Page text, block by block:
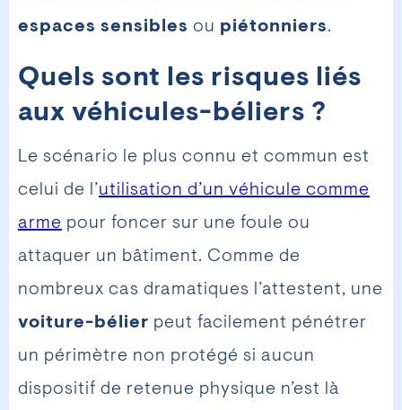
espaces sensibles ou piétonniers.
Quels sont les risques liés
aux véhicules-béliers ?
Le scénario le plus connu et commun est
celui de l’utilisation d’un véhicule comme
arme pour foncer sur une foule ou
attaquer un bâtiment. Comme de
nombreux cas dramatiques l’attestent, une
voiture-bélier peut facilement pénétrer
un périmètre non protégé si aucun
dispositif de retenue physique n’est là